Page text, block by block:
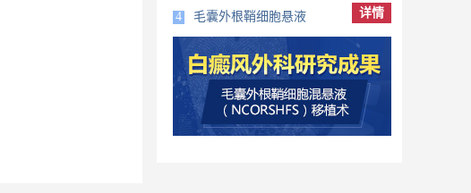
4 毛囊外根鞘细胞悬液 详情